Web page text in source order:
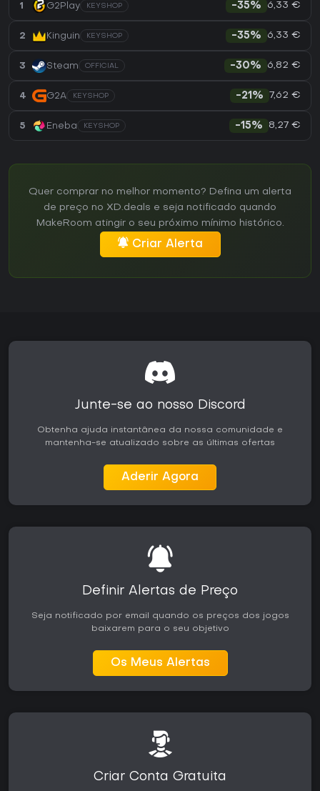
1 G2Play KEYSHOP -35% 6,33 €
2 Kinguin KEYSHOP -35% 6,33 €
3 Steam OFFICIAL -30% 6,82 €
4 G2A KEYSHOP -21% 7,62 €
5 Eneba KEYSHOP -15% 8,27 €
Quer comprar no melhor momento? Defina um alerta
de preço no XD.deals e seja notificado quando
MakeRoom atingir o seu próximo mínimo histórico.
Criar Alerta
Junte-se ao nosso Discord
Obtenha ajuda instantânea da nossa comunidade e
mantenha-se atualizado sobre as últimas ofertas
Aderir Agora
Definir Alertas de Preço
Seja notificado por email quando os preços dos jogos
baixarem para o seu objetivo
Os Meus Alertas
Criar Conta Gratuita